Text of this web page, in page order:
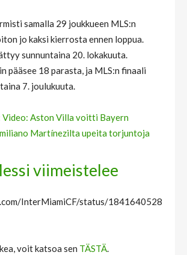
samalla 29 joukkueen MLS:n
jo kaksi kierrosta ennen loppua.
sunnuntaina 20. lokakuuta.
pääsee 18 parasta, ja MLS:n finaali
7. joulukuuta.
Video: Aston Villa voitti Bayern
Martínezilta upeita torjuntoja
viimeistelee
InterMiamiCF/status/1841640528
voit katsoa sen TÄSTÄ.